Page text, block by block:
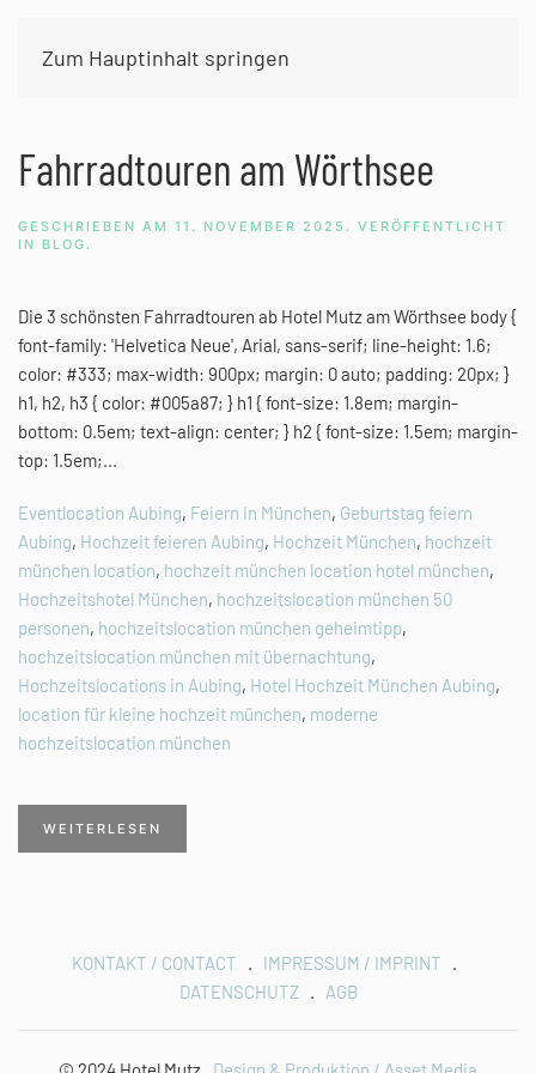
Zum Hauptinhalt springen
Schlagwort:Hochzeit feieren Aubing
Fahrradtouren am Wörthsee
GESCHRIEBEN AM 11. NOVEMBER 2025 . VERÖFFENTLICHT
IN BLOG .
Die 3 schönsten Fahrradtouren ab Hotel Mutz am Wörthsee body {
font-family: 'Helvetica Neue', Arial, sans-serif; line-height: 1.6;
color: #333; max-width: 900px; margin: 0 auto; padding: 20px; }
h1, h2, h3 { color: #005a87; } h1 { font-size: 1.8em; margin-
bottom: 0.5em; text-align: center; } h2 { font-size: 1.5em; margin-
top: 1.5em;...
Eventlocation Aubing, Feiern in München, Geburtstag feiern
Aubing, Hochzeit feieren Aubing, Hochzeit München, hochzeit
münchen location, hochzeit münchen location hotel münchen,
Hochzeitshotel München, hochzeitslocation münchen 50
personen, hochzeitslocation münchen geheimtipp,
hochzeitslocation münchen mit übernachtung,
Hochzeitslocations in Aubing, Hotel Hochzeit München Aubing,
location für kleine hochzeit münchen, moderne
hochzeitslocation münchen
WEITERLESEN
KONTAKT / CONTACT . IMPRESSUM / IMPRINT .
DATENSCHUTZ. AGB